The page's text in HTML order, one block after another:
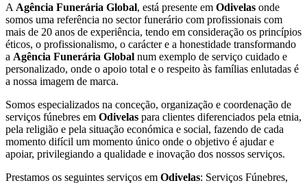
A Agência Funerária Global, está presente em Odivelas onde
somos uma referência no sector funerário com profissionais com
mais de 20 anos de experiência, tendo em consideração os princípios
éticos, o profissionalismo, o carácter e a honestidade transformando
a Agência Funerária Global num exemplo de serviço cuidado e
personalizado, onde o apoio total e o respeito às famílias enlutadas é
a nossa imagem de marca.
Somos especializados na conceção, organização e coordenação de
serviços fúnebres em Odivelas para clientes diferenciados pela etnia,
pela religião e pela situação económica e social, fazendo de cada
momento difícil um momento único onde o objetivo é ajudar e
apoiar, privilegiando a qualidade e inovação dos nossos serviços.
Prestamos os seguintes serviços em Odivelas: Serviços Fúnebres,